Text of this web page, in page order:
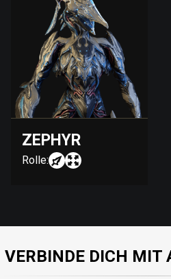
ZEPHYR
Rolle:
VERBINDE DICH MIT